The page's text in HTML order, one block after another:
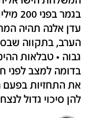
בגמר
עדן אלנה תהיה
הערב, בתקווה
גבוה • טבלאות
בדומה למצב לפני
את התחזיות בפעם
להן סיכוי גדול